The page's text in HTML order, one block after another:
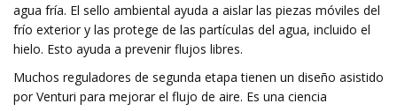
agua fría. El sello ambiental ayuda a aislar las piezas móviles del
frío exterior y las protege de las partículas del agua, incluido el
hielo. Esto ayuda a prevenir flujos libres.
Muchos reguladores de segunda etapa tienen un diseño asistido
por Venturi para mejorar el flujo de aire. Es una ciencia